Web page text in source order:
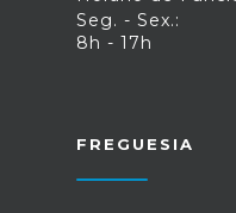
Seg. - Sex.:
8h - 17h
FREGUESIA